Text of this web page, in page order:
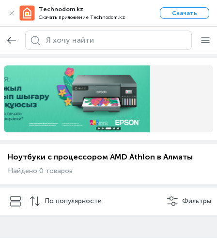
Technodom.kz
Скачать приложение Technodom.kz
Скачать
Ноутбуки с процессором AMD Athlon в Алматы
Найдено 0 товаров
По популярности Фильтры